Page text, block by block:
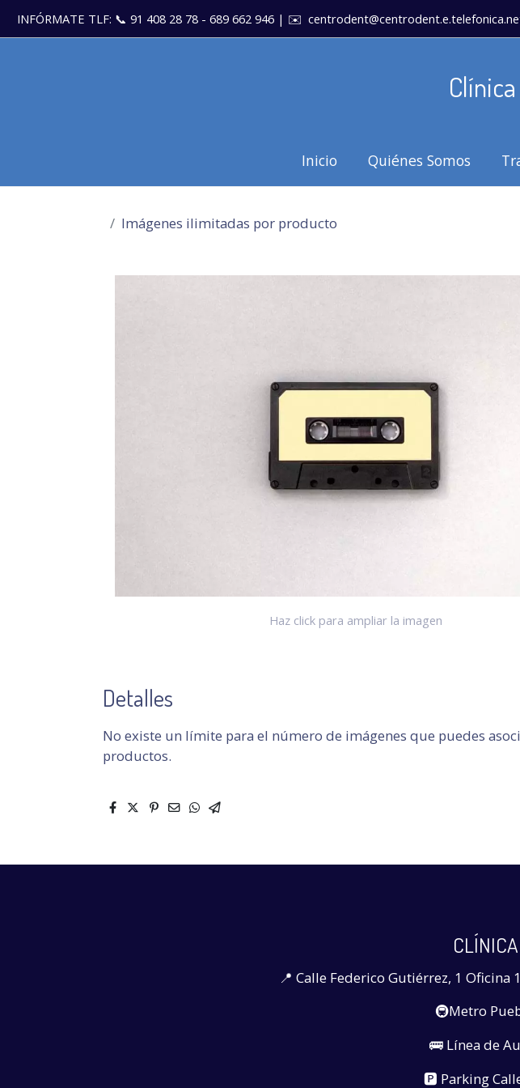
INFÓRMATE TLF: 📞 91 408 28 78 - 689 662 946 | ✉️
Inicio Quiénes Somos
Imágenes ilimitadas por producto
Haz click para ampliar la imagen
Detalles
No existe un límite para el número de imágenes que puedes
productos.
📍 Calle Federico Gutiérrez, 1
🚇Metro
🚌 Línea de
🅿️ Parking